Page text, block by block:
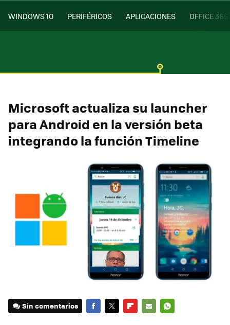
WINDOWS 10 PERIFÉRICOS APLICACIONES OFFICE 365
Microsoft actualiza su launcher
para Android en la versión beta
integrando la función Timeline
Sin comentarios